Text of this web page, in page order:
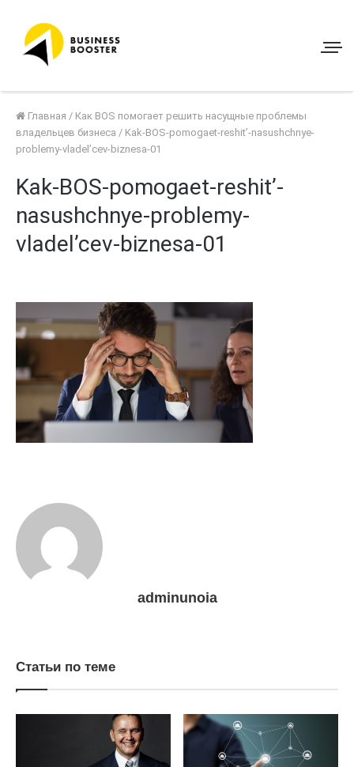
Главная / Как BOS помогает решить насущные проблемы
владельцев бизнеса / Kak-BOS-pomogaet-reshit’-nasushchnye-
problemy-vladel’cev-biznesa-01
Kak-BOS-pomogaet-reshit’-
nasushchnye-problemy-
vladel’cev-biznesa-01
adminunoia
Статьи по теме